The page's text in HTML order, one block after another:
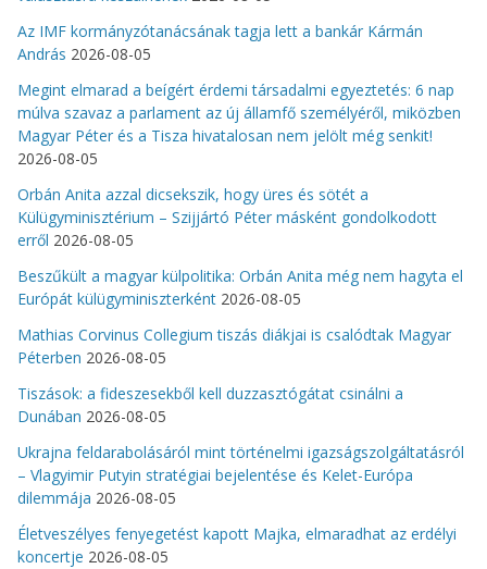
Az IMF kormányzótanácsának tagja lett a bankár Kármán
András 2026-08-05
Megint elmarad a beígért érdemi társadalmi egyeztetés: 6 nap
múlva szavaz a parlament az új államfő személyéről, miközben
Magyar Péter és a Tisza hivatalosan nem jelölt még senkit!
2026-08-05
Orbán Anita azzal dicsekszik, hogy üres és sötét a
Külügyminisztérium – Szijjártó Péter másként gondolkodott
erről 2026-08-05
Beszűkült a magyar külpolitika: Orbán Anita még nem hagyta el
Európát külügyminiszterként 2026-08-05
Mathias Corvinus Collegium tiszás diákjai is csalódtak Magyar
Péterben 2026-08-05
Tiszások: a fideszesekből kell duzzasztógátat csinálni a
Dunában 2026-08-05
Ukrajna feldarabolásáról mint történelmi igazságszolgáltatásról
– Vlagyimir Putyin stratégiai bejelentése és Kelet-Európa
dilemmája 2026-08-05
Életveszélyes fenyegetést kapott Majka, elmaradhat az erdélyi
koncertje 2026-08-05